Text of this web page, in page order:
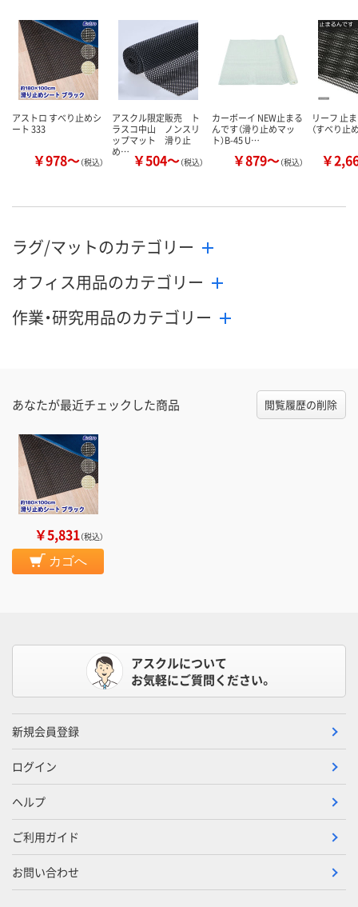
した
した
アストロ すべり止めシ
ート 333
￥978～（税込）
アスクル限定販売 ト
ラスコ中山 ノンスリ
ップマット 滑り止
め… ￥504～（税込）
カーボーイ NEW止まる
んです（滑り止めマッ
ト）B-45 U…
￥879～（税込）
リーフ 止
（すべり止
￥
ラグ/マットのカテゴリー
オフィス用品のカテゴリー
作業・研究用品のカテゴリー
あなたが最近チェックした商品 閲覧履歴の削除
￥5,831（税込）
カゴへ
アスクルについて
お気軽にご質問ください。
新規会員登録
ログイン
ヘルプ
ご利用ガイド
お問い合わせ